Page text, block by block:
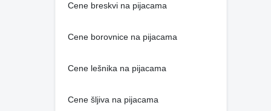
Cene breskvi na pijacama
Cene borovnice na pijacama
Cene lešnika na pijacama
Cene šljiva na pijacama